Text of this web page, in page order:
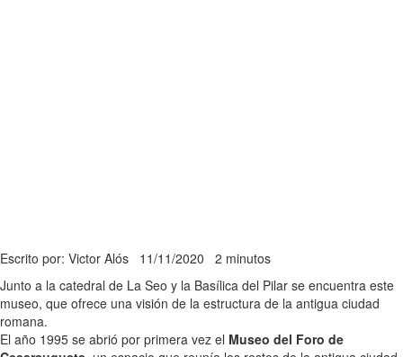
Escrito por: Victor Alós 11/11/2020 2 minutos
Junto a la catedral de La Seo y la Basílica del Pilar se encuentra este
museo, que ofrece una visión de la estructura de la antigua ciudad
romana.
El año 1995 se abrió por primera vez el Museo del Foro de